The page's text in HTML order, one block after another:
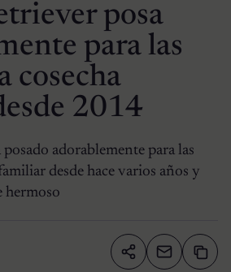
posa
para las
cosecha
2014
adorablemente para las
desde hace varios años y
hermoso
Compartir